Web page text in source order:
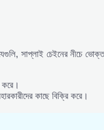
সাপ্লাই চেইনের নীচে
করে।
কাছে বিক্রি করে।